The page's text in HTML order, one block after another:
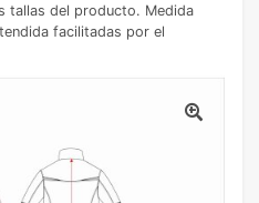
tallas del producto. Medida
facilitadas por el